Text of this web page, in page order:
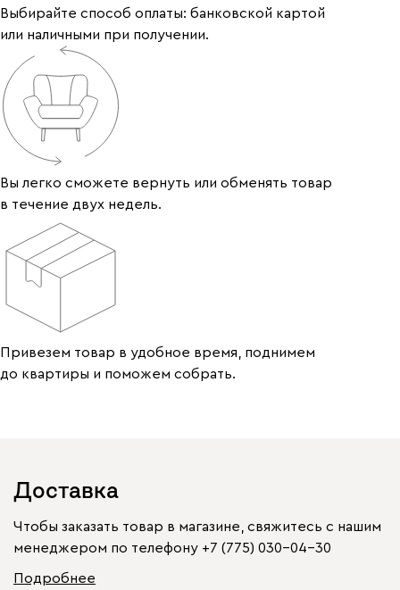
Выбирайте способ оплаты: банковской картой
или наличными при получении.
Вы легко сможете вернуть или обменять товар
в течение двух недель.
Привезем товар в удобное время, поднимем
до квартиры и поможем собрать.
Доставка
Чтобы заказать товар в магазине, свяжитесь с нашим
менеджером по телефону +7 (775) 030-04-30
Подробнее